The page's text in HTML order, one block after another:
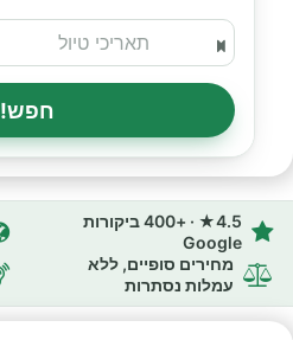
חפש!
4.5★ · +400 ביקורות
Google
מחירים סופיים, ללא
עמלות נסתרות